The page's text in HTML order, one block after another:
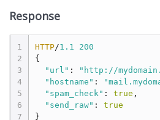
Response
1
2
3
4
5
6
7
HTTP/1.1
200
{
"url" : "http://
"hostname" :
"spam_check" : true ,
"send_raw" :
true
}